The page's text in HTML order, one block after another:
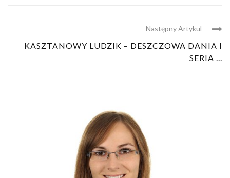
Następny Artykul
KASZTANOWY LUDZIK – DESZCZOWA DANIA I
SERIA ...